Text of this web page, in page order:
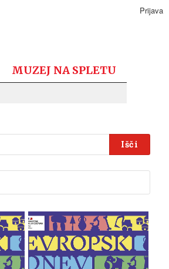
MUZEJ NA SPLETU
Prijava